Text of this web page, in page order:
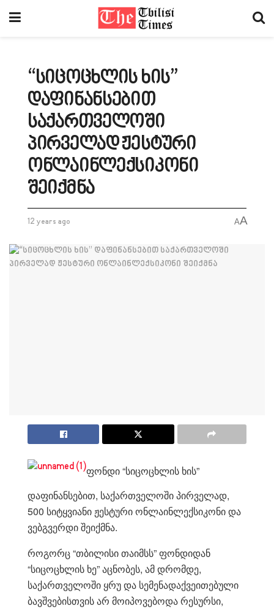
“სიცოცხლის ხის”
დაფინანსებით
საქართველოში
პირველად ჟესტური
ონლაინლექსიკონი
შეიქმნა
12 years ago AA
ფონდი “სიცოცხლის ხის”
დაფინანსებით, საქართველოში პირველად,
500 სიტყვიანი ჟესტური ონლაინლექსიკონი და
ვებგვერდი შეიქმნა.
როგორც “თბილისი თაიმსს” ფონდიდან
“სიცოცხლის ხე” აცნობეს, ამ დრომდე,
საქართველოში ყრუ და სემენადაქვეითებული
ბავშვებისთვის არ მოიპოვებოდა რესურსი,